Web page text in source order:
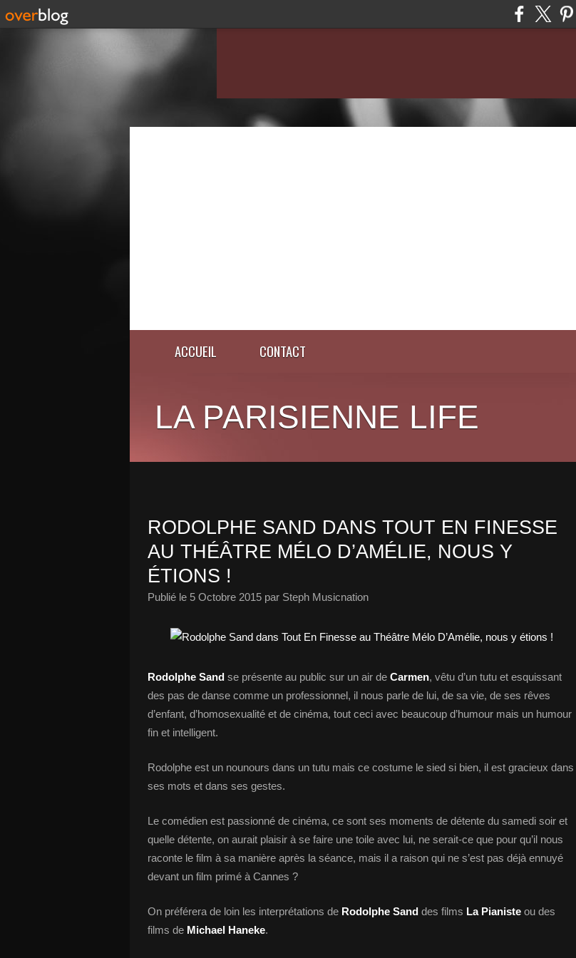
ACCUEIL CONTACT
LA PARISIENNE LIFE
RODOLPHE SAND DANS TOUT EN FINESSE
AU THÉÂTRE MÉLO D’AMÉLIE, NOUS Y
ÉTIONS !
Publié le 5 Octobre 2015 par Steph Musicnation
Rodolphe Sand se présente au public sur un air de Carmen, vêtu d’un tutu et esquissant
des pas de danse comme un professionnel, il nous parle de lui, de sa vie, de ses rêves
d’enfant, d’homosexualité et de cinéma, tout ceci avec beaucoup d’humour mais un humour
fin et intelligent.
Rodolphe est un nounours dans un tutu mais ce costume le sied si bien, il est gracieux dans
ses mots et dans ses gestes.
Le comédien est passionné de cinéma, ce sont ses moments de détente du samedi soir et
quelle détente, on aurait plaisir à se faire une toile avec lui, ne serait-ce que pour qu’il nous
raconte le film à sa manière après la séance, mais il a raison qui ne s’est pas déjà ennuyé
devant un film primé à Cannes ?
On préférera de loin les interprétations de Rodolphe Sand des films La Pianiste ou des
films de Michael Haneke.